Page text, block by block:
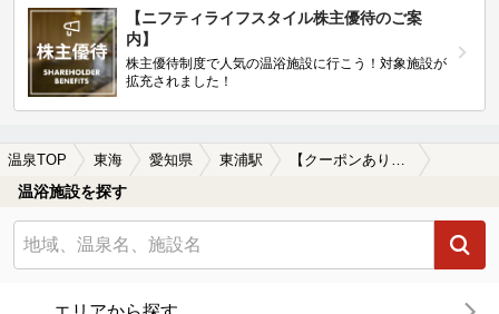
【ニフティライフスタイル株主優待のご案
内】
株主優待制度で人気の温浴施設に行こう！対象施設が
拡充されました！
温泉TOP 東海 愛知県 東浦駅 【クーポンあり】マッサージ、エステがある東浦駅近くの温泉、日帰り温泉、スーパー銭湯おすすめ
温浴施設を探す